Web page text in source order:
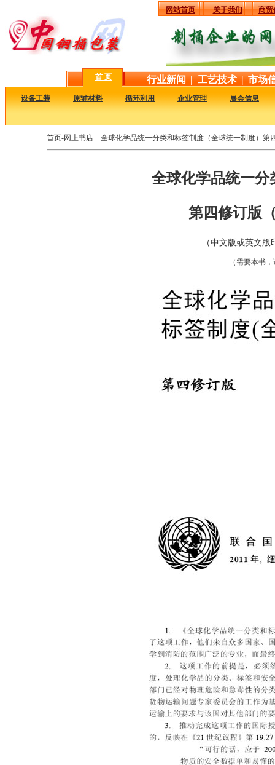
网站首页 关于我们 商贸
首 页 行业新闻 | 工艺技术 | 市场
·设备工装 ·原辅材料 ·循环利用 ·企业管理 ·展会信息
首页-网上书店 －全球化学品统一分类和标签制度（全球统一制度）第
全球化学品统一分
第四修订版
（中文版或英文
（需要本书，